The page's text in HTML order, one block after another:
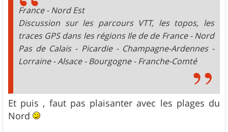
France - Nord Est
Discussion sur les parcours VTT, les topos, les
traces GPS dans les régions Ile de de France - Nord
Pas de Calais - Picardie - Champagne-Ardennes -
Lorraine - Alsace - Bourgogne - Franche-Comté
Et puis , faut pas plaisanter avec les plages du
Nord